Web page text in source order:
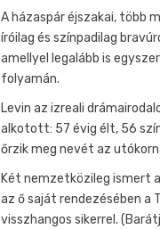
A házaspár éjszakai, több
íróilag és színpadilag
amellyel legalább is
folyamán.
Levin az izreali
alkotott: 57 évig élt, 56
őrzik meg nevét az
Két nemzetközileg ismert
az ő saját rendezésében a
visszhangos sikerrel.